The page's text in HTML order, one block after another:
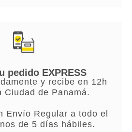
pedido EXPRESS
y recibe en 12h
Ciudad de Panamá.
Envío Regular a todo el
de 5 días hábiles.